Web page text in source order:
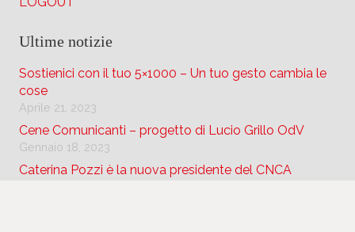
Ultime notizie
Sostienici con il tuo 5×1000 – Un tuo gesto cambia le
cose
Aprile 21, 2023
Cene Comunicanti – progetto di Lucio Grillo OdV
Gennaio 18, 2023
Caterina Pozzi è la nuova presidente del CNCA